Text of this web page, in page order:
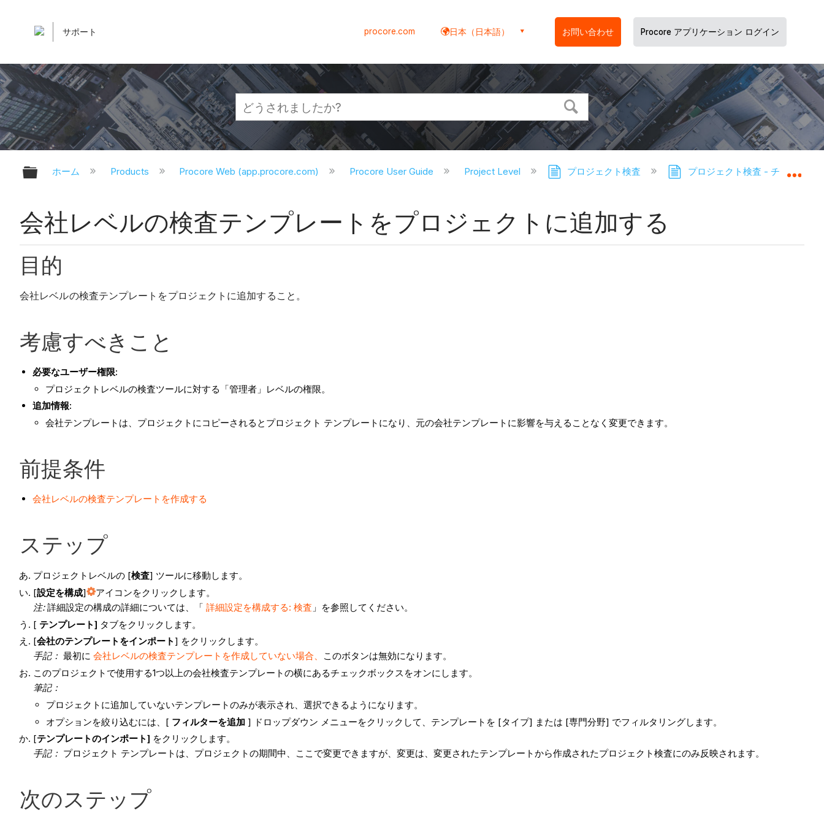
サポート procore.com 日本（日本語） お問い合わせ Procore アプリケーション ログイン
グローバル階層を展開/折りたたむ
ホーム Products Procore Web (app.procore.com) Procore User Guide Project Level プロジェクト検査 プロジェクト検査 - チュートリ
会社レベルの検査テンプレートをプロジェクトに追加する
目的
会社レベルの検査テンプレートをプロジェクトに追加すること。
考慮すべきこと
必要なユーザー権限:
プロジェクトレベルの検査ツールに対する「管理者」レベルの権限。
追加情報:
会社テンプレートは、プロジェクトにコピーされるとプロジェクト テンプレートになり、元の会社テンプレートに影響を与えることなく変更できます。
前提条件
会社レベルの検査テンプレートを作成する
ステップ
プロジェクトレベルの [検査] ツールに移動します。
[設定を構成]
アイコンをクリックします。
注:詳細設定の構成の詳細については、「詳細設定を構成する: 検査 」を参照してください。
[ テンプレート] タブをクリックします。
[会社のテンプレートをインポート ] をクリックします。
手記： 最初に会社レベルの検査テンプレートを作成していない場合、 このボタンは無効になります。
このプロジェクトで使用する1つ以上の会社検査テンプレートの横にあるチェックボックスをオンにします。
筆記：
プロジェクトに追加していないテンプレートのみが表示され、選択できるようになります。
オプションを絞り込むには、[ フィルターを追加 ] ドロップダウン メニューをクリックして、テンプレートを [タイプ] または [専門分野] でフィルタリングします。
[テンプレートのインポート] をクリックします。
手記： プロジェクト テンプレートは、プロジェクトの期間中、ここで変更できますが、変更は、変更されたテンプレートから作成されたプロジェクト検査にのみ反映されます。
次のステップ